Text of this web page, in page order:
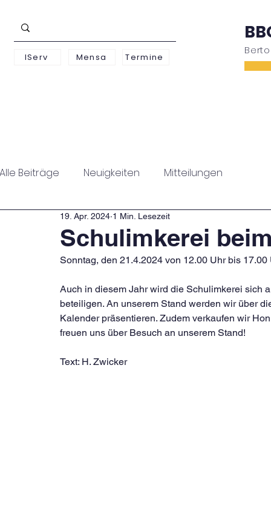
IServ Mensa Termine
Alle Beiträge Neuigkeiten Mitteilungen
Schulimkerei
19. Apr. 2024 1 Min. Lesezeit
Sonntag, den 21.4.2024 von 12.00 Uhr bis
Auch in diesem Jahr wird die Schulimkerei sich
beteiligen. An unserem Stand werden wir über
Kalender präsentieren. Zudem verkaufen wir
freuen uns über Besuch an unserem Stand!
Text: H. Zwicker